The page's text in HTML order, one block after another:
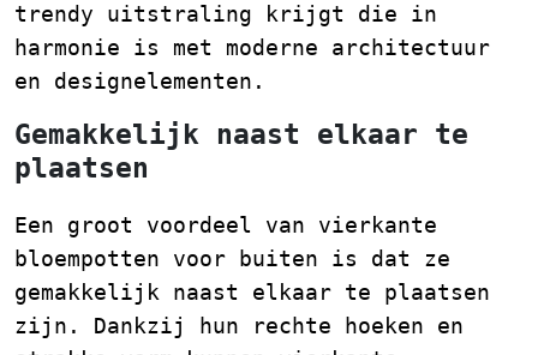
trendy uitstraling krijgt die in
harmonie is met moderne architectuur
en designelementen.
Gemakkelijk naast elkaar te
plaatsen
Een groot voordeel van vierkante
bloempotten voor buiten is dat ze
gemakkelijk naast elkaar te plaatsen
zijn. Dankzij hun rechte hoeken en